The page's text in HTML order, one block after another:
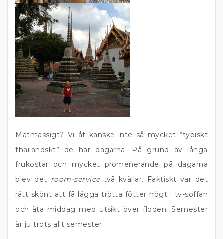
Matmässigt? Vi åt kanske inte så mycket “typiskt
thailändskt” de här dagarna. På grund av långa
frukostar och mycket promenerande på dagarna
blev det room-servicetvå kvällar. Faktiskt var det
rätt skönt att få lägga trötta fötter högt i tv-soffan
och äta middag med utsikt över floden. Semester
är ju trots allt semester.